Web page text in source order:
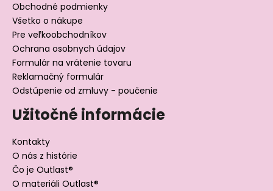
Obchodné podmienky
Všetko o nákupe
Pre veľkoobchodníkov
Ochrana osobnych údajov
Formulár na vrátenie tovaru
Reklamačný formulár
Odstúpenie od zmluvy - poučenie
Užitočné informácie
Kontakty
O nás z histórie
Čo je Outlast®
O materiáli Outlast®